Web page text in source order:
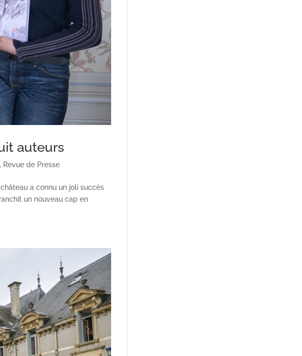
auteurs
, Revue de Presse
a connu un joli succès
un nouveau cap en